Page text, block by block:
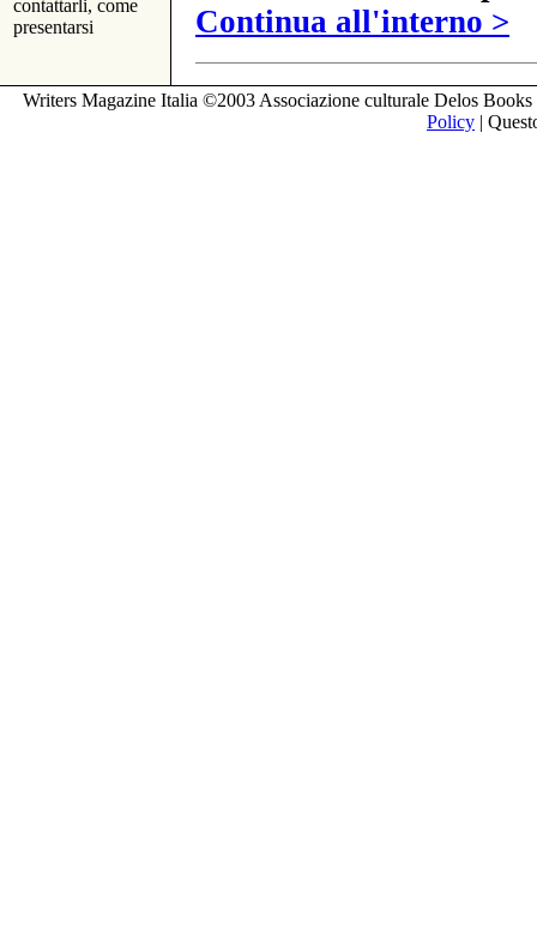
contattarli, come
presentarsi
Continua all'interno >
Writers Magazine Italia ©2003 Associazione culturale Delos
Policy |